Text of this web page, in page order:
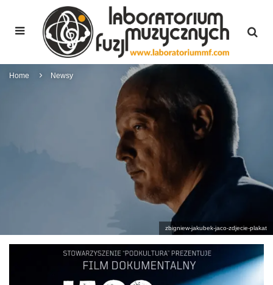
Home Newsy
zbigniew-jakubek-jaco-zdjecie-plakat